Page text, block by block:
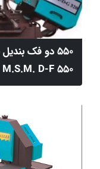
550 دو فک
M.S.M. D-F 550